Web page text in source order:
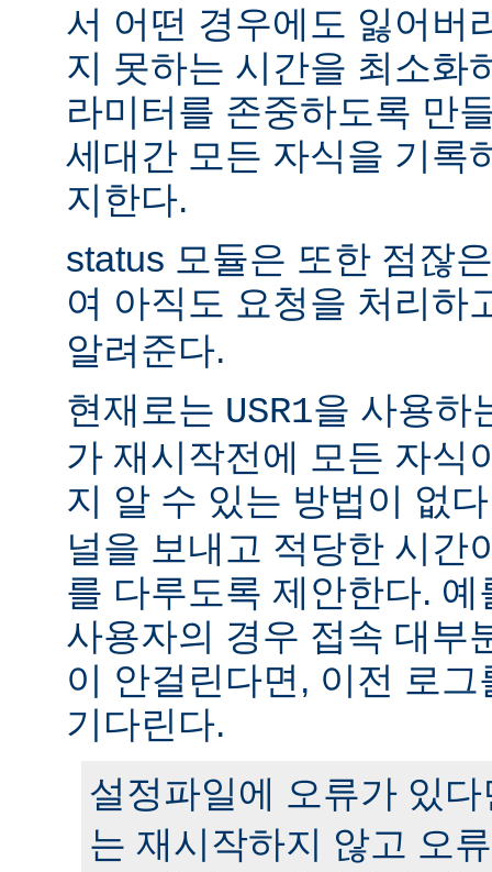
서 어떤 경우에도 잃어버
지 못하는 시간을 최소화
라미터를 존중하도록 만
세대간 모든 자식을 기록
지한다.
status 모듈은 또한 점잖
여 아직도 요청을 처리하
알려준다.
현재로는 USR1을 사용하
가 재시작전에 모든 자식
지 알 수 있는 방법이 없
널을 보내고 적당한 시간
를 다루도록 제안한다.
사용자의 경우 접속 대부
이 안걸린다면, 이전 로
기다린다.
설정파일에 오류가 있
는 재시작하지 않고 오